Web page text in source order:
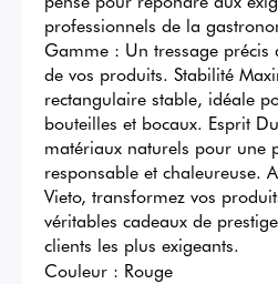
professionnels de la
Gamme : Un tressage
de vos produits. Stabilité
rectangulaire stable, idéale
bouteilles et bocaux. Esprit
matériaux naturels pour une
responsable et chaleureuse.
Vieto, transformez vos
véritables cadeaux de
clients les plus exigeants.
Couleur : Rouge